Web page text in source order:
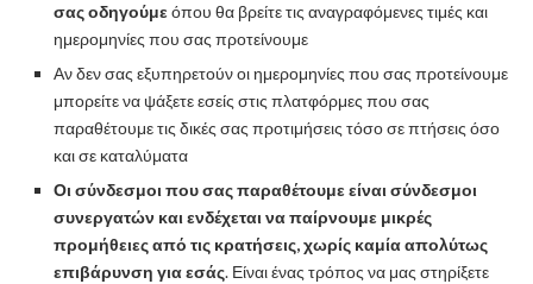
σας οδηγούμεόπου θα βρείτε τις αναγραφόμενες τιμές και
ημερομηνίες που σας προτείνουμε
Αν δεν σας εξυπηρετούν οι ημερομηνίες που σας προτείνουμε
μπορείτε να ψάξετε εσείς στις πλατφόρμες που σας
παραθέτουμε τις δικές σας προτιμήσεις τόσο σε πτήσεις όσο
και σε καταλύματα
Οι σύνδεσμοι που σας παραθέτουμε είναι σύνδεσμοι
συνεργατών και ενδέχεται να παίρνουμε μικρές
προμήθειες από τις κρατήσεις, χωρίς καμία απολύτως
επιβάρυνση για εσάς. Είναι ένας τρόπος να μας στηρίξετε